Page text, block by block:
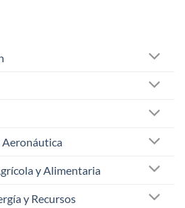
Aeronáutica
y Alimentaria
y Recursos